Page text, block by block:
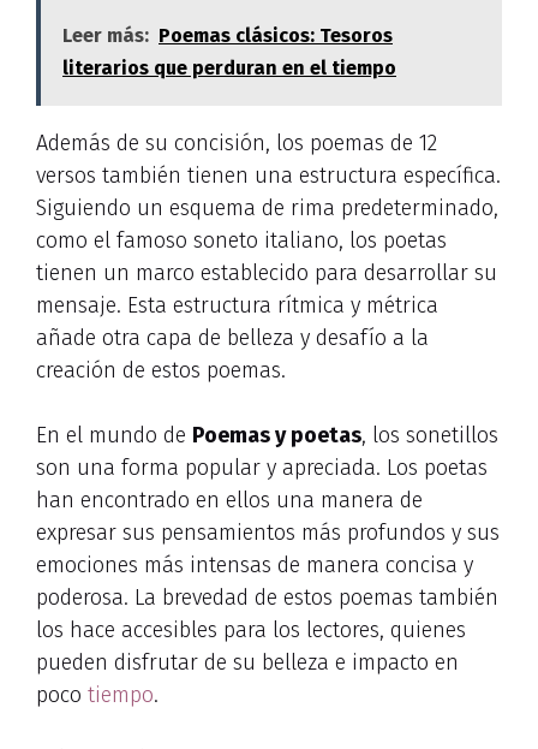
Leer más: Poemas clásicos: Tesoros
literarios que perduran en el tiempo
Además de su concisión, los poemas de 12
versos también tienen una estructura específica.
Siguiendo un esquema de rima predeterminado,
como el famoso soneto italiano, los poetas
tienen un marco establecido para desarrollar su
mensaje. Esta estructura rítmica y métrica
añade otra capa de belleza y desafío a la
creación de estos poemas.
En el mundo de Poemas y poetas, los sonetillos
son una forma popular y apreciada. Los poetas
han encontrado en ellos una manera de
expresar sus pensamientos más profundos y sus
emociones más intensas de manera concisa y
poderosa. La brevedad de estos poemas también
los hace accesibles para los lectores, quienes
pueden disfrutar de su belleza e impacto en
poco tiempo.